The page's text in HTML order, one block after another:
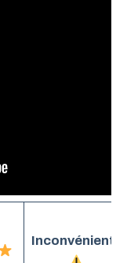
Inconvénients